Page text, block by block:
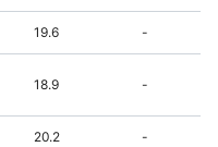
19.6 -
18.9 -
20.2 -